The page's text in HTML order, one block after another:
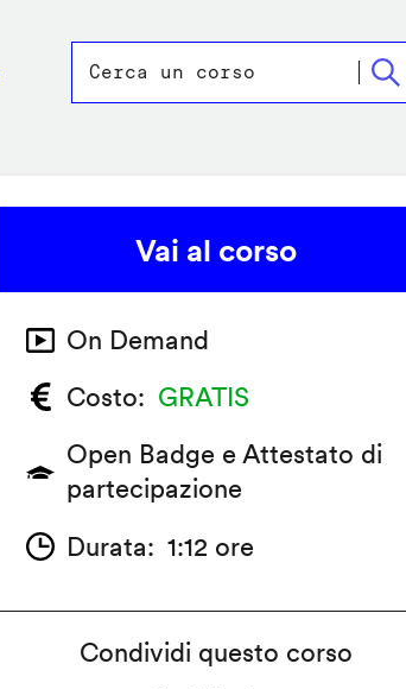
Vai al corso
On Demand
Costo
GRATIS
Open Badge e Attestato di
partecipazione
Durata
1:12 ore
Condividi questo corso